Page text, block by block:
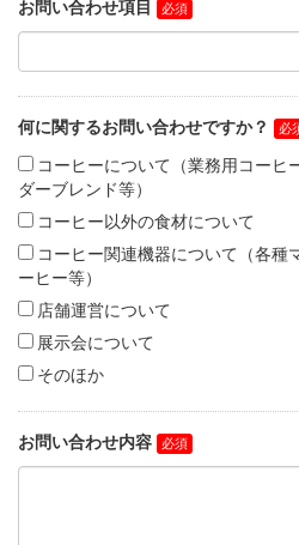
お問い合わせ項目
何に関するお問い合わせですか？
コーヒーについて（業務用コーヒ
ダーブレンド等）
コーヒー以外の食材について
コーヒー関連機器について（各種
ーヒー等）
店舗運営について
展示会について
そのほか
お問い合わせ内容